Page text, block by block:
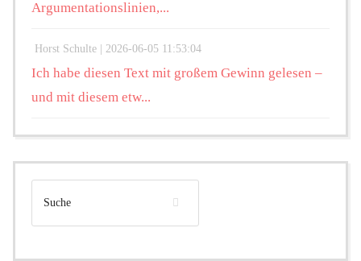
Argumentationslinien,...
Horst Schulte | 2026-06-05 11:53:04
Ich habe diesen Text mit großem Gewinn gelesen –
und mit diesem etw...